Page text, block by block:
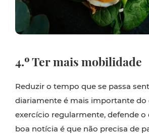
4.º Ter mais mobilidade
Reduzir o tempo que se passa
diariamente é mais importante do
exercício regularmente, defende o
boa notícia é que não precisa de